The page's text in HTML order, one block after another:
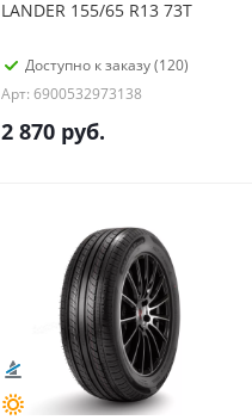
LANDER 155/65 R13 73T
Доступно к заказу (120)
Арт: 6900532973138
2 870 руб.